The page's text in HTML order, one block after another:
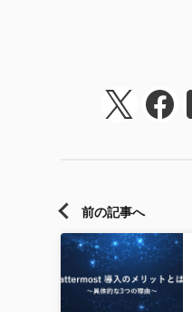
前の記事へ